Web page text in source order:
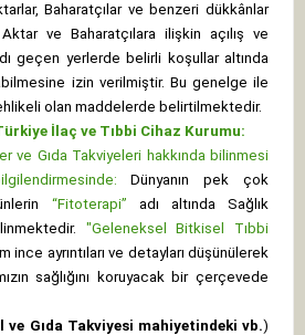
Baharatçılar ve benzeri dükkânlar
ve Baharatçılara ilişkin açılış ve
geçen yerlerde belirli koşullar altında
izin verilmiştir. Bu genelge ile
olan maddelerde belirtilmektedir.
İlaç ve Tıbbi Cihaz Kurumu:
ve Gıda Takviyeleri hakkında bilinmesi
Dünyanın pek çok
“Fitoterapi” adı altında Sağlık
"Geleneksel Bitkisel Tıbbi
ince ayrıntıları ve detayları düşünülerek
sağlığını koruyacak bir çerçevede
ve Gıda Takviyesi mahiyetindeki vb.)